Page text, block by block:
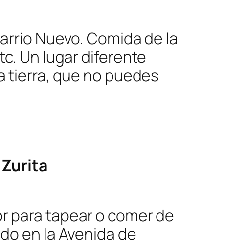
Nuevo. Comida de la
Un lugar diferente
tierra, que no puedes
para tapear o comer de
en la Avenida de